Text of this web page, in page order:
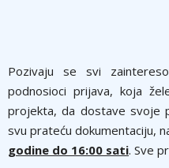
Pozivaju se svi
podnosioci prijava, koja
projekta, da dostave svoje
svu prateću dokumentaciju,
godine do 16:00 sati. Sve